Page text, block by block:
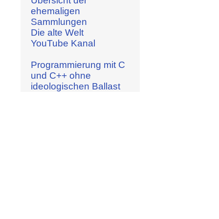
ehemaligen
Sammlungen
Die alte Welt
YouTube Kanal
Programmierung mit C
und C++ ohne
ideologischen Ballast